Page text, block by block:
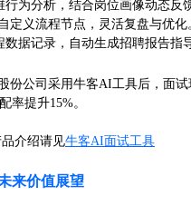
行为分析，结合岗位画像动态反
定义流程节点，灵活复盘与优化
数据记录，自动生成招聘报告指
份公司采用牛客AI工具后，面
率提升15%。
介绍请见牛客AI面试工具
来价值展望